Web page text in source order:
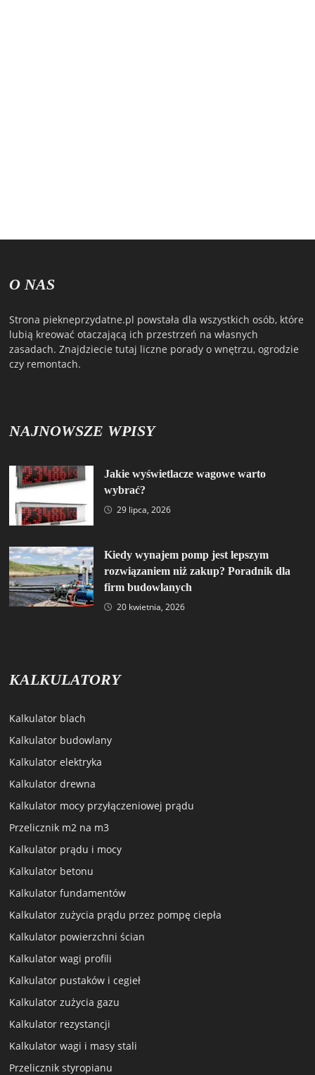
O NAS
Strona piekneprzydatne.pl powstała dla wszystkich osób, które
lubią kreować otaczającą ich przestrzeń na własnych
zasadach. Znajdziecie tutaj liczne porady o wnętrzu, ogrodzie
czy remontach.
NAJNOWSZE WPISY
Jakie wyświetlacze wagowe warto
wybrać?
29 lipca, 2026
Kiedy wynajem pomp jest lepszym
rozwiązaniem niż zakup? Poradnik dla
firm budowlanych
20 kwietnia, 2026
KALKULATORY
Kalkulator blach
Kalkulator budowlany
Kalkulator elektryka
Kalkulator drewna
Kalkulator mocy przyłączeniowej prądu
Przelicznik m2 na m3
Kalkulator prądu i mocy
Kalkulator betonu
Kalkulator fundamentów
Kalkulator zużycia prądu przez pompę ciepła
Kalkulator powierzchni ścian
Kalkulator wagi profili
Kalkulator pustaków i cegieł
Kalkulator zużycia gazu
Kalkulator rezystancji
Kalkulator wagi i masy stali
Przelicznik styropianu